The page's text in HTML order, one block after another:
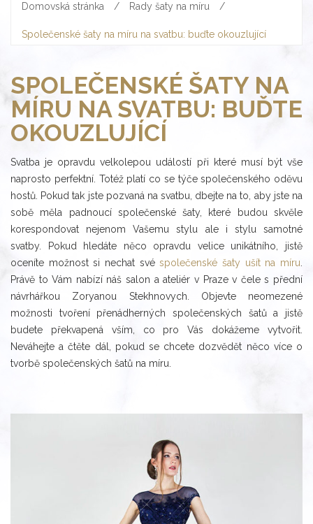
Domovská stránka / Rady šaty na míru /
Společenské šaty na míru na svatbu: buďte okouzlující
SPOLEČENSKÉ ŠATY NA
MÍRU NA SVATBU: BUĎTE
OKOUZLUJÍCÍ
Svatba je opravdu velkolepou událostí při které musí být vše
naprosto perfektní. Totéž platí co se týče společenského oděvu
hostů. Pokud tak jste pozvaná na svatbu, dbejte na to, aby jste na
sobě měla padnoucí společenské šaty, které budou skvěle
korespondovat nejenom Vašemu stylu ale i stylu samotné
svatby. Pokud hledáte něco opravdu velice unikátního, jistě
oceníte možnost si nechat svéspolečenské šaty ušít na míru
Právě to Vám nabízí náš salon a ateliér v Praze v čele s přední
návrhářkou Zoryanou Stekhnovych. Objevte neomezené
možnosti tvoření přenádherných společenských šatů a jistě
budete překvapená vším, co pro Vás dokážeme vytvořit.
Neváhejte a čtěte dál, pokud se chcete dozvědět něco více o
tvorbě společenských šatů na míru.